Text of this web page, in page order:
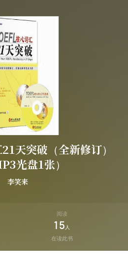
天突破（全新修订）
光盘1张）
李笑来
阅读
15 人
在读此书